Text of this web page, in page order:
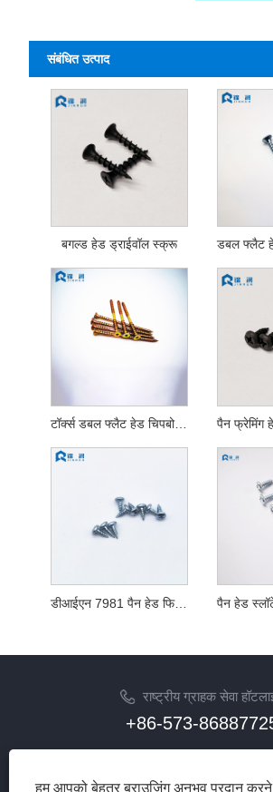
संबंधित उत्पाद
बगल्ड हेड ड्राईवॉल स्क्रू
टॉर्क्स डबल फ्लैट हेड चिपबोर्ड स्क्रू फुल थ्रेड येलो जिंक प्लेटेड
डीआईएन 7981 पैन हेड फिलिप्स सेल्फ टैपिंग स्क्रू
राष्ट्रीय ग्राहक सेवा
+86-573-
info@jinrunfasteners.com
हम आपको बेहतर ब्राउज़िंग अनुभव प्रदान